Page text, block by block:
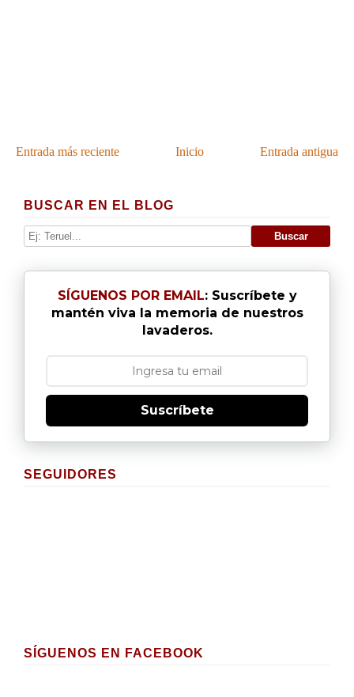
Entrada más reciente Entrada antigua
Inicio
BUSCAR EN EL BLOG
SÍGUENOS POR EMAIL: Suscríbete y
mantén viva la memoria de nuestros
lavaderos.
Suscríbete
SEGUIDORES
SÍGUENOS EN FACEBOOK